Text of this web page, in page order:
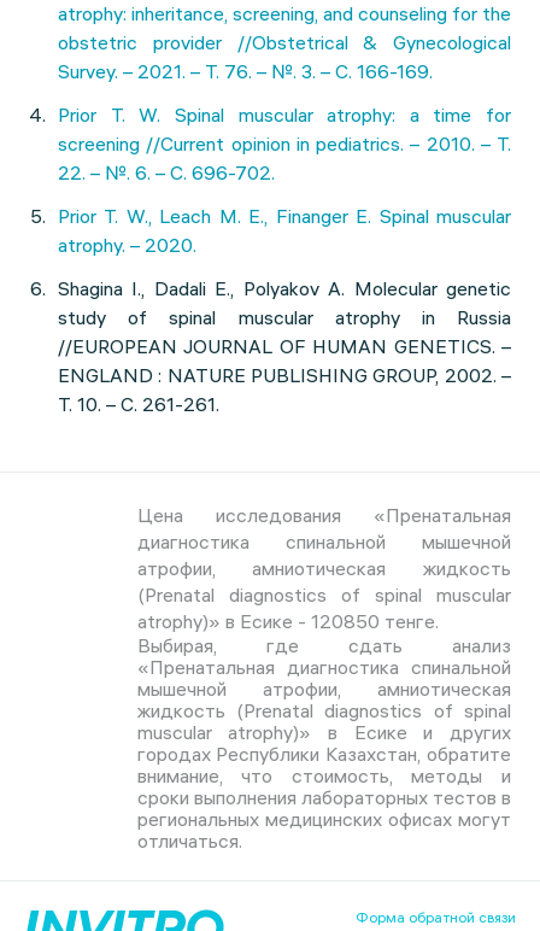
atrophy: inheritance, screening, and counseling for the
obstetric provider //Obstetrical & Gynecological
Survey. – 2021. – Т. 76. – №. 3. – С. 166-169.
Prior T. W. Spinal muscular atrophy: a time for
screening //Current opinion in pediatrics. – 2010. – Т.
22. – №. 6. – С. 696-702.
Prior T. W., Leach M. E., Finanger E. Spinal muscular
atrophy. – 2020.
Shagina I., Dadali E., Polyakov A. Molecular genetic
study of spinal muscular atrophy in Russia
//EUROPEAN JOURNAL OF HUMAN GENETICS. –
ENGLAND : NATURE PUBLISHING GROUP, 2002. –
Т. 10. – С. 261-261.
Цена исследования «Пренатальная
диагностика спинальной мышечной
атрофии, амниотическая жидкость
(Prenatal diagnostics of spinal muscular
atrophy)» в Есике - 120850 тенге.
Выбирая, где сдать анализ
«Пренатальная диагностика спинальной
мышечной атрофии, амниотическая
жидкость (Prenatal diagnostics of spinal
muscular atrophy)» в Есике и других
городах Республики Казахстан, обратите
внимание, что стоимость, методы и
сроки выполнения лабораторных тестов в
региональных медицинских офисах могут
отличаться.
Форма обратной связи